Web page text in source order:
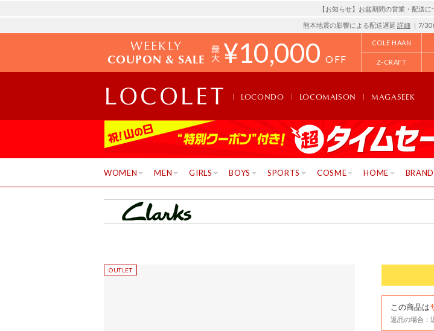
【お知らせ】お盆期間の営業・配送
熊本地震の影響による配送遅延 詳細 ｜7/
WEEKLY
COUPON & SALE ¥10,000 OFF
COLE HAAN
Z-CRAFT
LOCONDO LOCOMAISON MAGASEEK
WOMEN MEN GIRLS BOYS SPORTS COSME HOME
この商品は
返品の場合：